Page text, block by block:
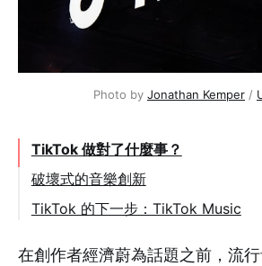
Photo by Jonathan Kemper /
TikTok 做對了什麼事？
破壞式的音樂創新
TikTok 的下一步：TikTok Music
在創作者經濟蔚為話題之前，流